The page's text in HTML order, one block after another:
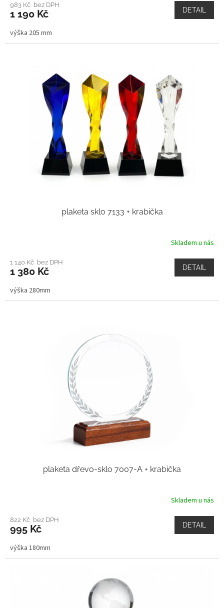
983 Kč bez DPH
1 190 Kč DETAIL
výška 205 mm
plaketa sklo 7133 + krabička
Skladem u nás
1 140 Kč bez DPH
1 380 Kč DETAIL
výška 280mm
plaketa dřevo-sklo 7007-A + krabička
Skladem u nás
822 Kč bez DPH
995 Kč DETAIL
výška 180mm